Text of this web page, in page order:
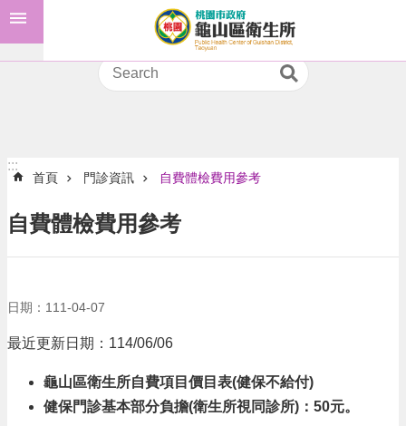
跳到主要內容區塊
階
搜
我
們
:::
:::
首頁 門診資訊 自費體檢費用參考
自費體檢費用參考
日期：111-04-07
最近更新日期：114/06/06
龜山區衛生所自費項目價目表(健保不給付)
健保門診基本部分負擔(衛生所視同診所)：50元。